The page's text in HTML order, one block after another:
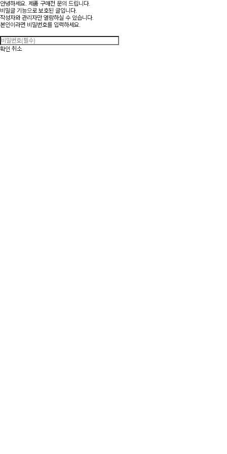
안녕하세요. 제품 구매전 문의 드립니다.
비밀글 기능으로 보호된 글입니다.
작성자와 관리자만 열람하실 수 있습니다.
본인이라면 비밀번호를 입력하세요.
확인 취소